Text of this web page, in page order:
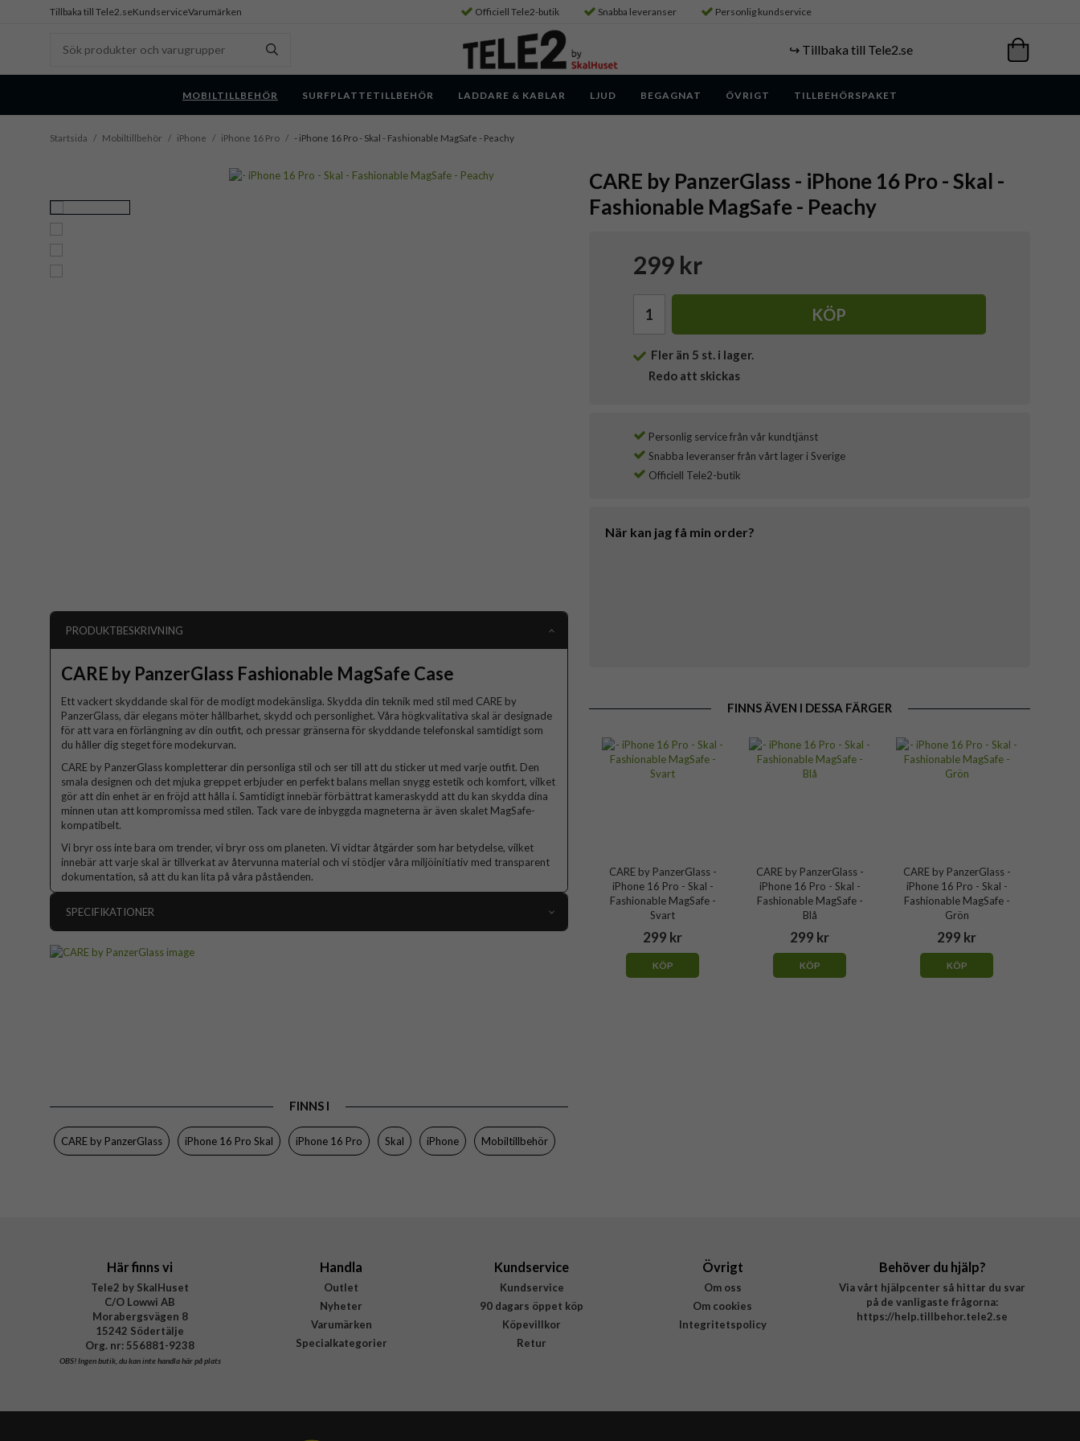
Tillbaka till Tele2.seKundserviceVarumärken Officiell Tele2-butik Snabba leveranser Personlig kundservice
↪️ Tillbaka till Tele2.se
MOBILTILLBEHÖR SURFPLATTETILLBEHÖR LADDARE & KABLAR LJUD BEGAGNAT ÖVRIGT TILLBEHÖRSPAKET
Startsida / Mobiltillbehör / iPhone / iPhone 16 Pro / - iPhone 16 Pro - Skal - Fashionable MagSafe - Peachy
CARE by PanzerGlass - iPhone 16 Pro - Skal -
Fashionable MagSafe - Peachy
299 kr
KÖP
Fler än 5 st. i lager.
Redo att skickas
Personlig service från vår kundtjänst
Snabba leveranser från vårt lager i Sverige
Officiell Tele2-butik
När kan jag få min order?
FINNS ÄVEN I DESSA FÄRGER
CARE by PanzerGlass -
iPhone 16 Pro - Skal -
Fashionable MagSafe -
Svart
299 kr
KÖP
CARE by PanzerGlass -
iPhone 16 Pro - Skal -
Fashionable MagSafe -
Blå
299 kr
KÖP
CARE by PanzerGlass -
iPhone 16 Pro - Skal -
Fashionable MagSafe -
Grön
299 kr
KÖP
PRODUKTBESKRIVNING
CARE by PanzerGlass Fashionable MagSafe Case
Ett vackert skyddande skal för de modigt modekänsliga. Skydda din teknik med stil med CARE by
PanzerGlass, där elegans möter hållbarhet, skydd och personlighet. Våra högkvalitativa skal är designade
för att vara en förlängning av din outfit, och pressar gränserna för skyddande telefonskal samtidigt som
du håller dig steget före modekurvan.
CARE by PanzerGlass kompletterar din personliga stil och ser till att du sticker ut med varje outfit. Den
smala designen och det mjuka greppet erbjuder en perfekt balans mellan snygg estetik och komfort, vilket
gör att din enhet är en fröjd att hålla i. Samtidigt innebär förbättrat kameraskydd att du kan skydda dina
minnen utan att kompromissa med stilen. Tack vare de inbyggda magneterna är även skalet MagSafe-
kompatibelt.
Vi bryr oss inte bara om trender, vi bryr oss om planeten. Vi vidtar åtgärder som har betydelse, vilket
innebär att varje skal är tillverkat av återvunna material och vi stödjer våra miljöinitiativ med transparent
dokumentation, så att du kan lita på våra påståenden.
SPECIFIKATIONER
EAN
5715685004568
FINNS I
CARE by PanzerGlass iPhone 16 Pro Skal iPhone 16 Pro Skal iPhone Mobiltillbehör
Här finns vi
Tele2 by SkalHuset
C/O Lowwi AB
Morabergsvägen 8
15242 Södertälje
Org. nr: 556881-9238
OBS!Ingen butik, du kan inte handla här på plats
Handla
Outlet
Nyheter
Varumärken
Specialkategorier
Kundservice
Kundservice
90 dagars öppet köp
Köpevillkor
Retur
Övrigt
Om oss
Om cookies
Integritetspolicy
Behöver du hjälp?
Via vårt hjälpcenter så hittar du svar
på de vanligaste frågorna:
https://help.tillbehor.tele2.se